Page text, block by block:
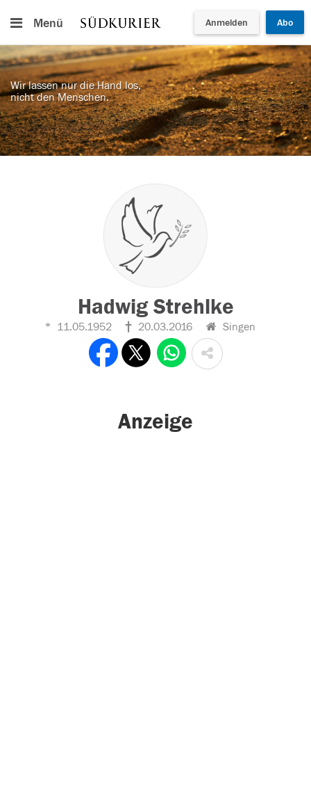
Menü Anmelden Abo
Wir lassen nur die Hand los,
nicht den Menschen.
Hadwig Strehlke
11.05.1952 20.03.2016 Singen
Anzeige